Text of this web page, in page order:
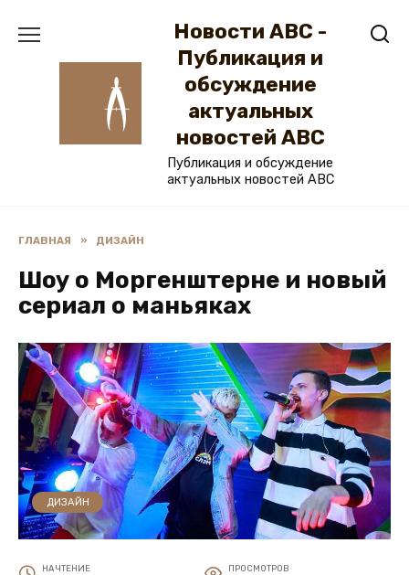
Новости ABC -
Публикация и
обсуждение
актуальных
новостей ABC
Публикация и обсуждение
актуальных новостей ABC
ГЛАВНАЯ » ДИЗАЙН
Шоу о Моргенштерне и новый
сериал о маньяках
ДИЗАЙН
НА ЧТЕНИЕ ПРОСМОТРОВ